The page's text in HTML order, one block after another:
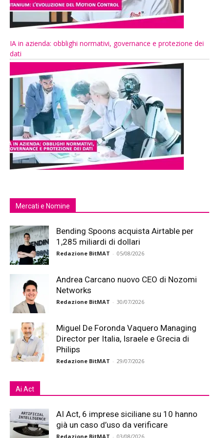
IA in azienda: obblighi normativi, governance e protezione dei
dati
Mercati e Nomine
Bending Spoons acquista Airtable per
1,285 miliardi di dollari
Redazione BitMAT - 05/08/2026
Andrea Carcano nuovo CEO di Nozomi
Networks
Redazione BitMAT - 30/07/2026
Miguel De Foronda Vaquero Managing
Director per Italia, Israele e Grecia di
Philips
Redazione BitMAT - 29/07/2026
Ai Act
AI Act, 6 imprese siciliane su 10 hanno
già un caso d’uso da verificare
Redazione BitMAT - 03/08/2026